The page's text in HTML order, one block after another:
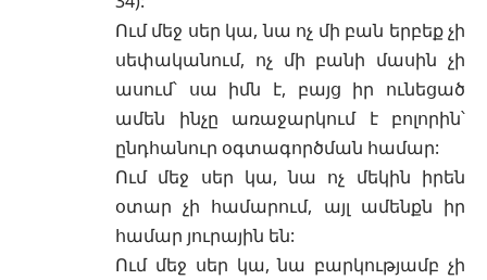
Ում մեջ սեր կա, նա ոչ մի բան երբեք չի
սեփականում, ոչ մի բանի մասին չի
ասում՝ սա իմն է, բայց իր ունեցած
ամեն ինչը առաջարկում է բոլորին՝
ընդհանուր օգտագործման համար:
Ում մեջ սեր կա, նա ոչ մեկին իրեն
օտար չի համարում, այլ ամենքն իր
համար յուրային են:
Ում մեջ սեր կա, նա բարկությամբ չի